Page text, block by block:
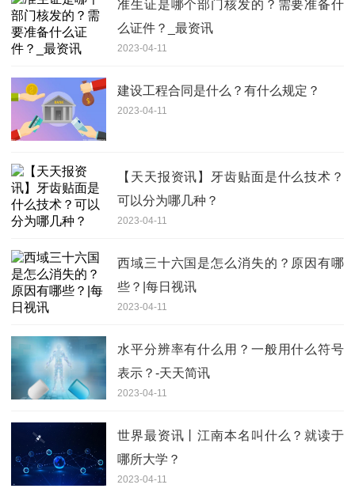
准生证是哪个部门核发的？需要准备什
么证件？_最资讯
2023-04-11
建设工程合同是什么？有什么规定？
2023-04-11
【天天报资讯】牙齿贴面是什么技术？
可以分为哪几种？
2023-04-11
西域三十六国是怎么消失的？原因有哪
些？|每日视讯
2023-04-11
水平分辨率有什么用？一般用什么符号
表示？-天天简讯
2023-04-11
世界最资讯丨江南本名叫什么？就读于
哪所大学？
2023-04-11